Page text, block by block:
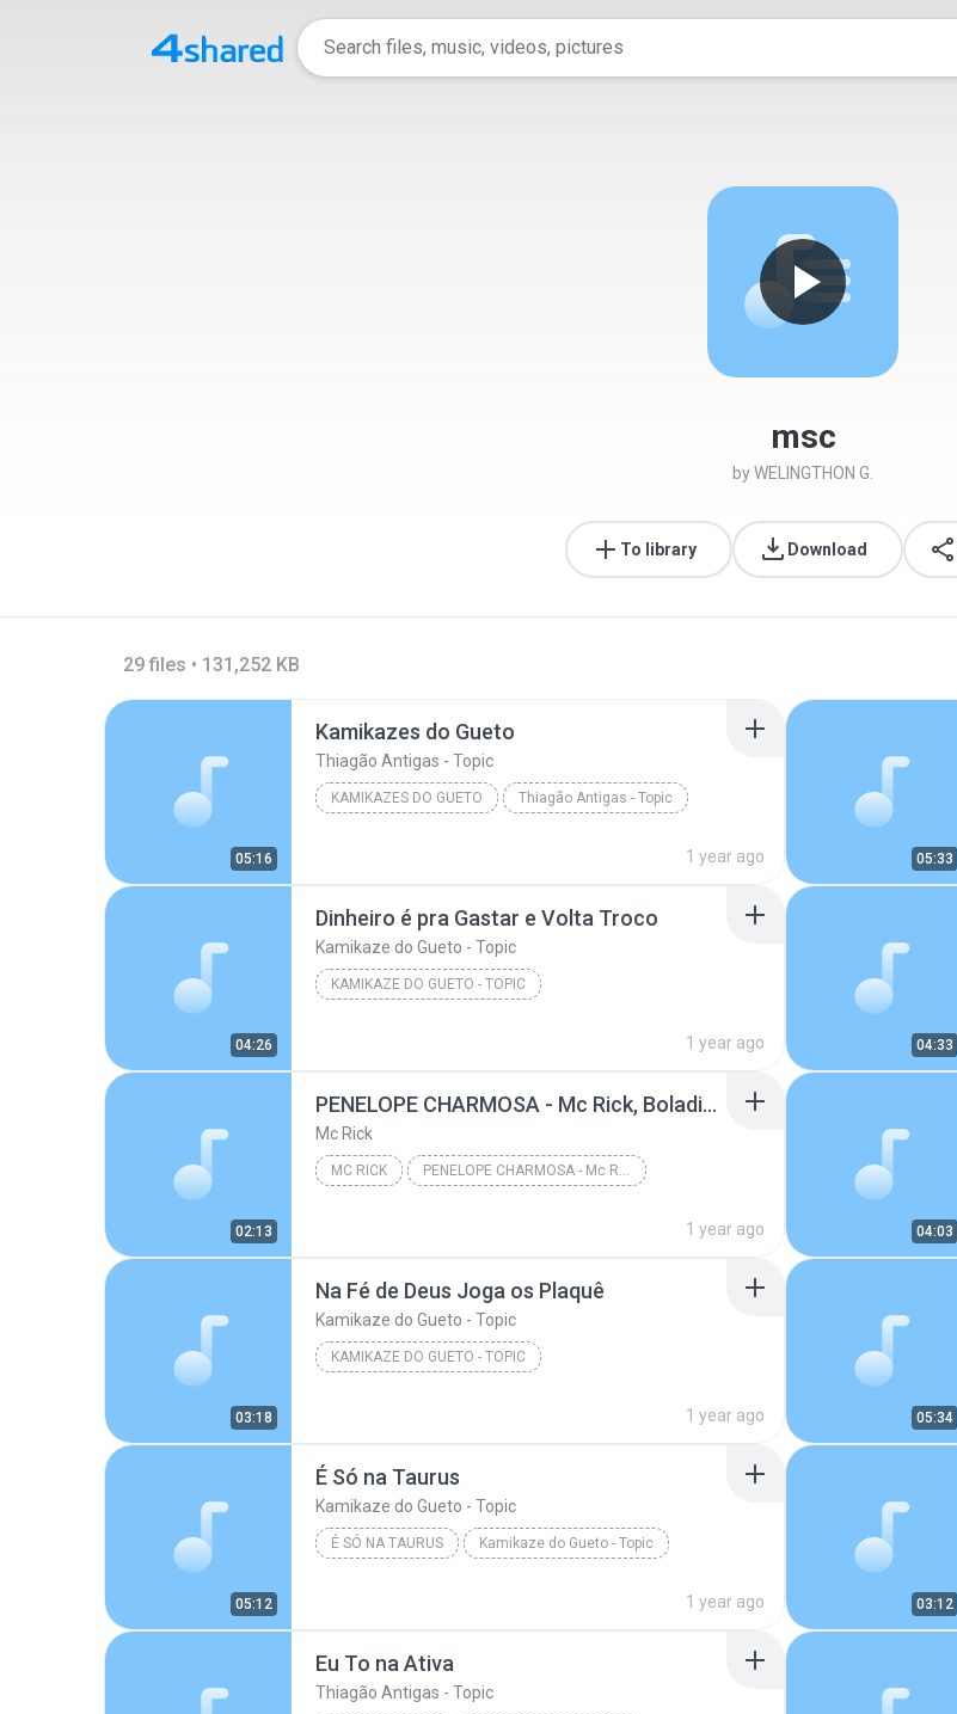
msc
byWELINGTHON G.
To library Download
29 files • 131,252 KB
05:16
Kamikazes do Gueto
Thiagão Antigas - Topic
KAMIKAZES DO GUETO Thiagão Antigas - Topic
1 year ago 05:33
04:26
Dinheiro é pra Gastar e Volta Troco
Kamikaze do Gueto - Topic
KAMIKAZE DO GUETO - TOPIC
1 year ago 04:33
02:13
PENELOPE CHARMOSA - Mc Rick, Boladin 211, Caos No Beat, Dj Glenner (Áudio Oficial)
Mc Rick
MC RICK PENELOPE CHARMOSA - Mc Rick, Boladin 211, Caos No ...
1 year ago 04:03
03:18
Na Fé de Deus Joga os Plaquê
Kamikaze do Gueto - Topic
KAMIKAZE DO GUETO - TOPIC
1 year ago 05:34
05:12
É Só na Taurus
Kamikaze do Gueto - Topic
É SÓ NA TAURUS Kamikaze do Gueto - Topic
1 year ago 03:12
Eu To na Ativa
Thiagão Antigas - Topic